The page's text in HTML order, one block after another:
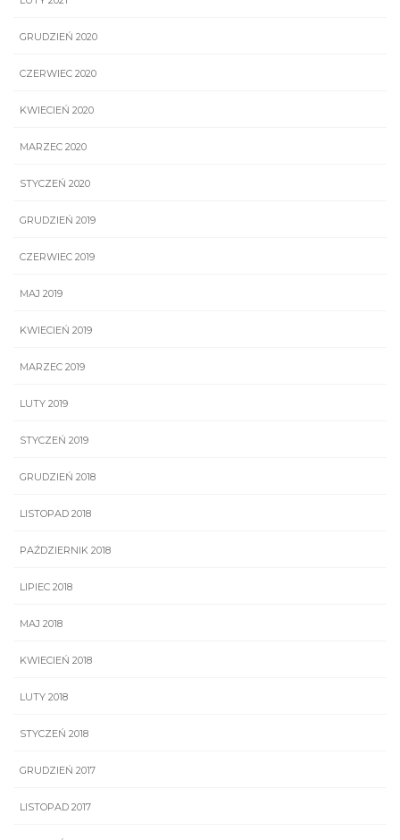
GRUDZIEŃ 2020
CZERWIEC 2020
KWIECIEŃ 2020
MARZEC 2020
STYCZEŃ 2020
GRUDZIEŃ 2019
CZERWIEC 2019
MAJ 2019
KWIECIEŃ 2019
MARZEC 2019
LUTY 2019
STYCZEŃ 2019
GRUDZIEŃ 2018
LISTOPAD 2018
PAŹDZIERNIK 2018
LIPIEC 2018
MAJ 2018
KWIECIEŃ 2018
LUTY 2018
STYCZEŃ 2018
GRUDZIEŃ 2017
LISTOPAD 2017